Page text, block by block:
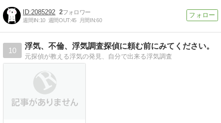
2085292 2
週間IN:10 週間OUT:45 月間IN:60
10
浮気、不倫、浮気調査探偵に頼む前にみてください。
元探偵が教える浮気の発見、自分で出来る浮気調査